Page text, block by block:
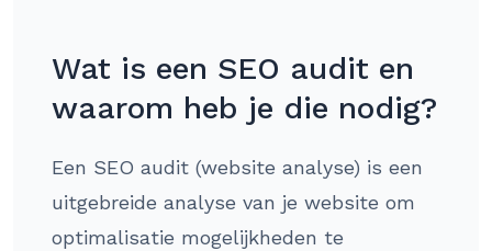
Wat is een SEO audit en
waarom heb je die nodig?
Een SEO audit (website analyse) is een
uitgebreide analyse van je website om
optimalisatie mogelijkheden te